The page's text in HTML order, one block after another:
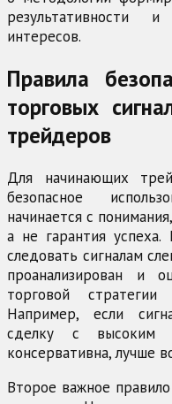
результативности
интересов.
Правила
торговых
трейдеров
Для начинающих
безопасное
начинается с
а не гарантия
следовать сигналам
проанализирован и
торговой
Например, если
сделку с высоким
консервативна, лучше
Второе важное